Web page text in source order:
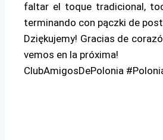
faltar el toque tradicional,
terminando con pączki de
Dziękujemy! Gracias de
vemos en la próxima!
ClubAmigosDePolonia